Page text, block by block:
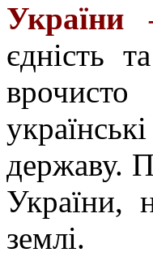
України
єдність
державу.
України,
землі.